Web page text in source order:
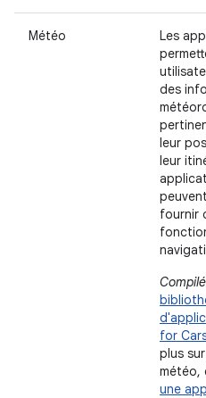
Météo
Les
des
leur
leur
fournir
for
plus
météo,
une